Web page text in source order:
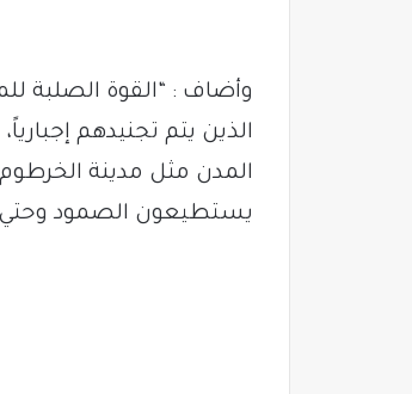
وأضاف : “القوة الصلبة
الذين يتم تجنيدهم
المدن مثل مدينة
يستطيعون الصمود وحتي